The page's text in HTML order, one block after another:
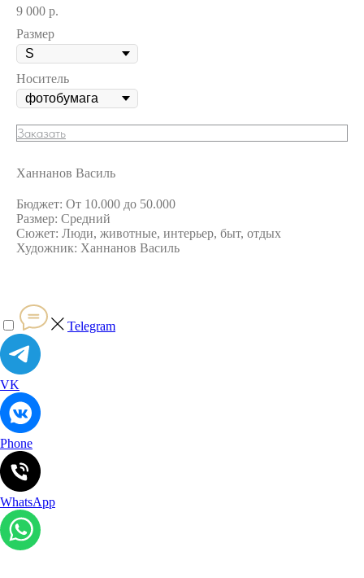
9 000 р.
Размер
Носитель
Заказать
Ханнанов Василь
Бюджет: От 10.000 до 50.000
Размер: Средний
Сюжет: Люди, животные, интерьер, быт, отдых
Художник: Ханнанов Василь
Telegram
VK
Phone
WhatsApp